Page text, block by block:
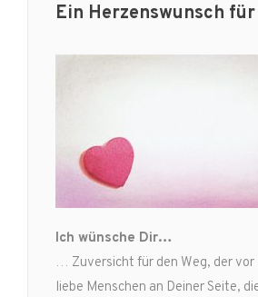
Ein Herzenswunsch
Ich wünsche Dir…
… Zuversicht für den Weg, der vor
liebe Menschen an Deiner Seite,